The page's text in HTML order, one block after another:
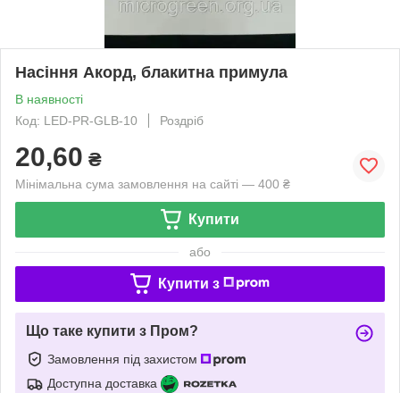
Насіння Акорд, блакитна примула
В наявності
Код: LED-PR-GLB-10
Роздріб
20,60 ₴
Мінімальна сума замовлення на сайті — 400 ₴
Купити
або
Купити з
Що таке купити з Пром?
Замовлення під захистом
Доступна доставка